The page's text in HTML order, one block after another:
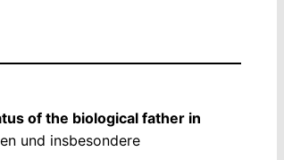
of the biological father in
und insbesondere